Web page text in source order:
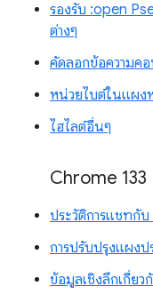
รองรับ :open
ต่างๆ
คัดลอกข้อความค
หน่วยไบต์ในแผง
ไฮไลต์อื่นๆ
Chrome 133
ประวัติการแชทกั
การปรับปรุงแผง
ข้อมูลเชิงลึกเกี่ยว